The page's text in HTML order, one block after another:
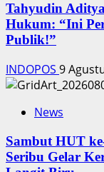
‎Tahyudin
Hukum: “Ini
Publik!”
INDOPOS 9
News
‎Sambut HUT
Seribu Gelar